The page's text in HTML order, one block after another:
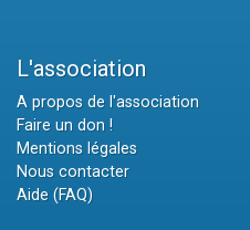
L'association
A propos de l'association
Faire un don !
Mentions légales
Nous contacter
Aide (FAQ)